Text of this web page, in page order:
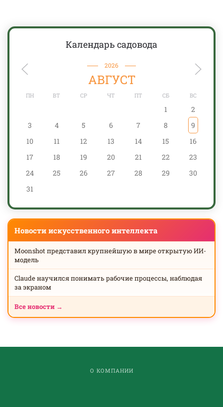
Календарь садовода
2026
АВГУСТ
ПН ВТ СР ЧТ ПТ СБ ВС
1
2
3
4 5 6 7 8
9
10
11 12 13 14 15
16
17
18 19 20 21 22
23
24
25 26 27 28 29
30
31
Новости искусственного интеллекта
Moonshot представил крупнейшую в мире открытую ИИ-
модель
Claude научился понимать рабочие процессы, наблюдая
за экраном
Все новости →
О КОМПАНИИ